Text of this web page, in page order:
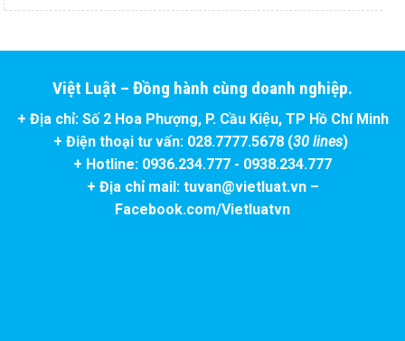
Việt Luật – Đồng hành cùng doanh nghiệp.
+ Địa chỉ: Số 2 Hoa Phượng, P. Cầu Kiệu, TP Hồ Chí Minh
+ Điện thoại tư vấn: 028.7777.5678 (30 lines)
+ Hotline: 0936.234.777 - 0938.234.777
+ Địa chỉ mail: tuvan@vietluat.vn –
Facebook.com/Vietluatvn